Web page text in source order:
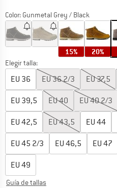
Color: Gunmetal Grey / Black
15% 20%
Elegir talla:
EU 36 EU36 2/3 EU37,5
EU 39,5 EU40 EU40 2/3
EU 42,5 EU43,5 EU 44
EU 45 2/3 EU 46,5 EU 47
EU 49
Guía de tallas